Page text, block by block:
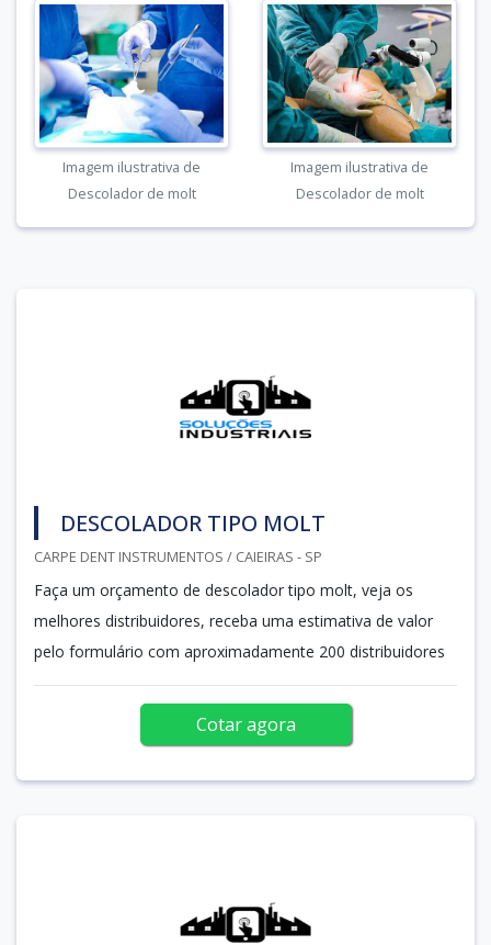
Imagem ilustrativa de
Descolador de molt
Imagem ilustrativa de
Descolador de molt
DESCOLADOR TIPO MOLT
CARPE DENT INSTRUMENTOS / CAIEIRAS - SP
Faça um orçamento de descolador tipo molt, veja os
melhores distribuidores, receba uma estimativa de valor
pelo formulário com aproximadamente 200 distribuidores
Cotar agora